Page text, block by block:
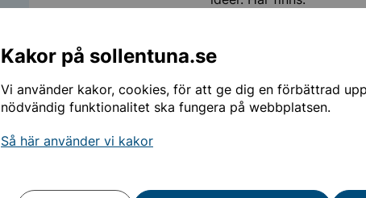
Kakor på sollentuna.se
Vi använder kakor, cookies, för att ge dig en förbättrad
nödvändig funktionalitet ska fungera på webbplatsen.
Så här använder vi kakor
Undermeny för För gymnasieskolor
Undermeny för Pedagogiskt stöd
laserskärare och
slöjdsal.
Vi har stort fokus på
inspirera och stötta